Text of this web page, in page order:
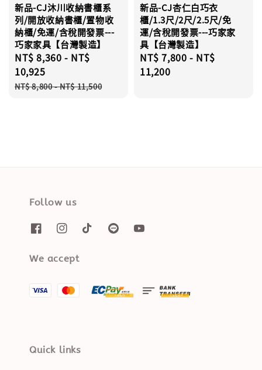
新品-CJ沐川收納書櫃系
列/開放收納書櫃/置物收
納櫃/免運/含稅開發票---
巧家家具【台灣製造】
Sale
price
NT$ 8,360 - NT$
10,925
Regular
NT$ 8,800-NT$ 11,500
新品-CJ杏仁白巧衣
櫃/1.3尺/2尺/2.5尺/免
運/含稅開發票---巧家家
具【台灣製造】
Regular
price
NT$ 7,800 - NT$
11,200
Follow us
We accept
Quick links